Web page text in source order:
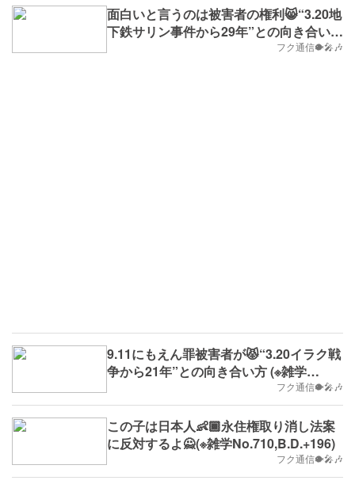
面白いと言うのは被害者の権利😸“3.20地
下鉄サリン事件から29年”との向き合い方
フク通信🐡🎤🎶
9.11にもえん罪被害者が😾“3.20イラク戦
争から21年”との向き合い方 (※雑学
フク通信🐡🎤🎶
この子は日本人👶🏾永住権取り消し法案
に反対するよ🙅(※雑学No.710,B.D.+196)
フク通信🐡🎤🎶